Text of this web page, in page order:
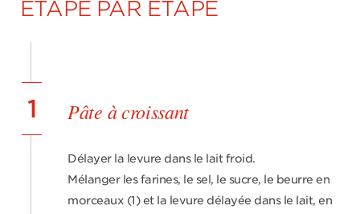
ÉTAPE PAR ÉTAPE
1 Pâte à croissant
Délayer la levure dans le lait froid.
Mélanger les farines, le sel, le sucre, le beurre en
morceaux (1) et la levure délayée dans le lait, en